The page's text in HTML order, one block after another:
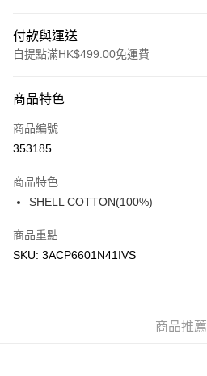
付款與運送
自提點滿HK$499.00免運費
信用卡
Apple Pay
AlipayHK
WeChat Pay
商品特色
商品編號
353185
商品特色
SHELL COTTON(100%)
商品重點
SKU: 3ACP6601N41IVS
商品推薦